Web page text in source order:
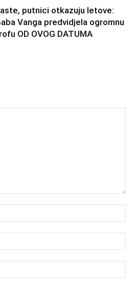
putnici otkazuju letove:
Vanga predvidjela ogromnu
OD OVOG DATUMA